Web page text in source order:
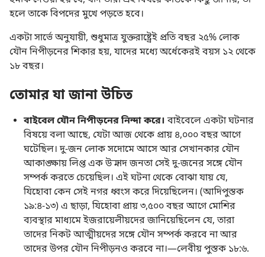
হলে তাকে বিপদের মুখে পড়তে হবে।
একটা সার্ভে অনুযায়ী, শুধুমাত্র যুক্তরাষ্ট্রেই প্রতি বছর ২৫% লোক
যৌন নিপীড়নের শিকার হয়, যাদের মধ্যে অর্ধেকেরই বয়স ১২ থেকে
১৮ বছর।
তোমার যা জানা উচিত
বাইবেল যৌন নিপীড়নের নিন্দা করে।বাইবেলে একটা ঘটনার
বিষয়ে বলা আছে, যেটা আজ থেকে প্রায় ৪,০০০ বছর আগে
ঘটেছিল। দু-জন লোক সদোমে আসে আর সেখানকার যৌন
আকাঙ্ক্ষায় লিপ্ত এক উন্মাদ জনতা সেই দু-জনের সঙ্গে যৌন
সম্পর্ক করতে চেয়েছিল। এই ঘটনা থেকে বোঝা যায় যে,
যিহোবা কেন সেই নগর ধ্বংস করে দিয়েছিলেন। (আদিপুস্তক
১৯:৪-১৩) এ ছাড়া, যিহোবা প্রায় ৩,৫০০ বছর আগে মোশির
ব্যবস্থার মাধ্যমে ইজরায়েলীয়দের জানিয়েছিলেন যে, তারা
তাদের নিকট আত্মীয়দের সঙ্গে যৌন সম্পর্ক করবে না আর
তাদের উপর যৌন নিপীড়নও করবে না।—লেবীয় পুস্তক ১৮:৬.